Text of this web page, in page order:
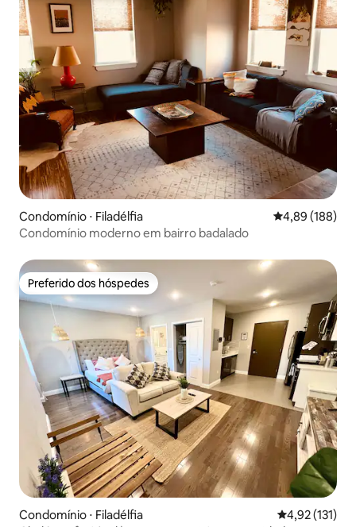
Condomínio ⋅ Filadélfia 4,89 de uma
4,89 (188)
Condomínio moderno em bairro badalado
Preferido dos hóspedes
Preferido dos hóspedes
Condomínio ⋅ Filadélfia 4,92 de uma
4,92 (131)